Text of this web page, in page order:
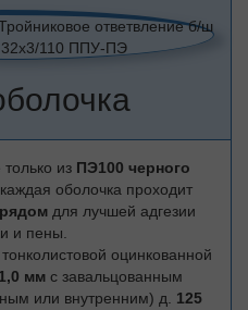
из ПЭ100 черного
каждая оболочка проходит
для лучшей адгезии
и пены.
оцинкованной
мм с завальцованным
или внутренним) д. 125